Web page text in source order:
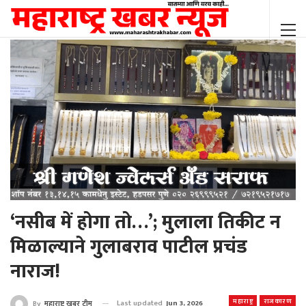
‘नसीब में होगा तो…’; मुलाला तिकीट न
मिळाल्याने गुलाबराव पाटील प्रचंड
नाराज!
महाराष्ट्र राजकारण
Last updated Jun 3, 2026